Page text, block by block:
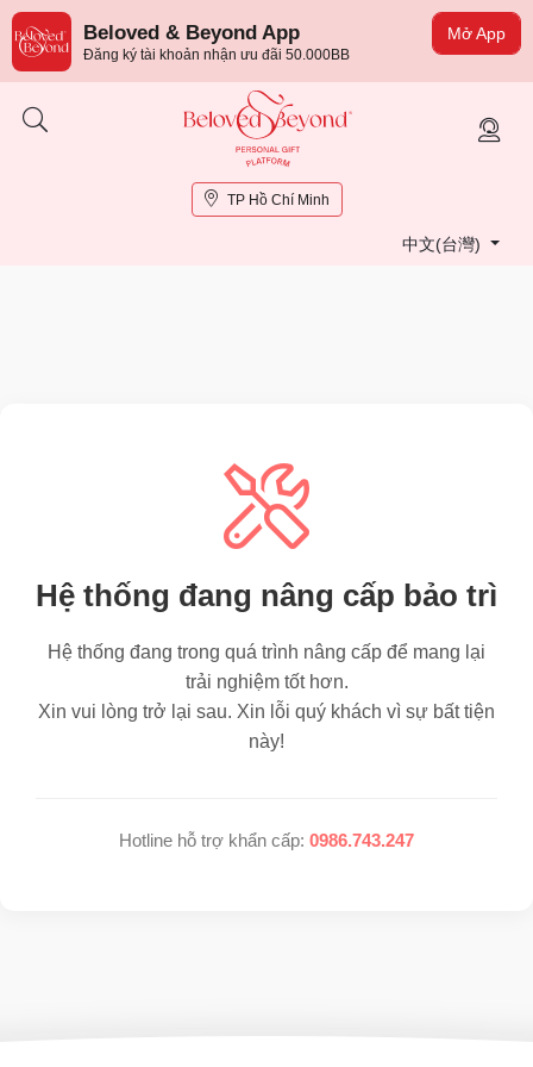
Mở App
Beloved & Beyond App
Đăng ký tài khoản nhận ưu đãi 50.000BB
TP Hồ Chí Minh
中文(台灣)
Hệ thống đang nâng cấp bảo trì
Hệ thống đang trong quá trình nâng cấp để mang lại
trải nghiệm tốt hơn.
Xin vui lòng trở lại sau. Xin lỗi quý khách vì sự bất tiện
này!
Hotline hỗ trợ khẩn cấp: 0986.743.247